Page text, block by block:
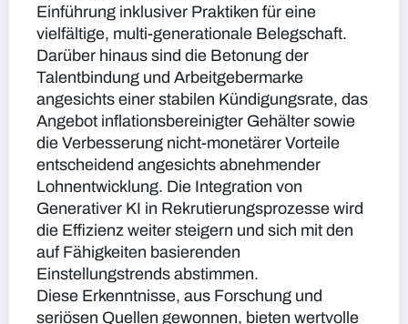
Einführung inklusiver Praktiken für eine
vielfältige, multi-generationale Belegschaft.
Darüber hinaus sind die Betonung der
Talentbindung und Arbeitgebermarke
angesichts einer stabilen Kündigungsrate, das
Angebot inflationsbereinigter Gehälter sowie
die Verbesserung nicht-monetärer Vorteile
entscheidend angesichts abnehmender
Lohnentwicklung. Die Integration von
Generativer KI in Rekrutierungsprozesse wird
die Effizienz weiter steigern und sich mit den
auf Fähigkeiten basierenden
Einstellungstrends abstimmen.
Diese Erkenntnisse, aus Forschung und
seriösen Quellen gewonnen, bieten wertvolle